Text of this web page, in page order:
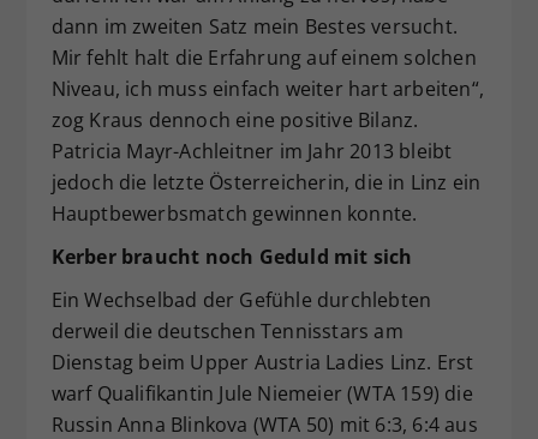
dann im zweiten Satz mein Bestes versucht.
Mir fehlt halt die Erfahrung auf einem solchen
Niveau, ich muss einfach weiter hart arbeiten“,
zog Kraus dennoch eine positive Bilanz.
Patricia Mayr-Achleitner im Jahr 2013 bleibt
jedoch die letzte Österreicherin, die in Linz ein
Hauptbewerbsmatch gewinnen konnte.
Kerber braucht noch Geduld mit sich
Ein Wechselbad der Gefühle durchlebten
derweil die deutschen Tennisstars am
Dienstag beim Upper Austria Ladies Linz. Erst
warf Qualifikantin Jule Niemeier (WTA 159) die
Russin Anna Blinkova (WTA 50) mit 6:3, 6:4 aus